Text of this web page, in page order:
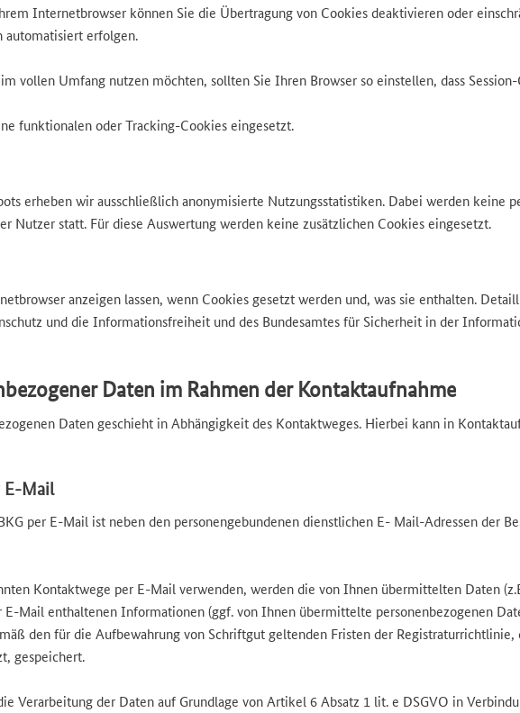
Internetbrowser können Sie die Übertragung von Cookies deaktivieren oder
automatisiert erfolgen.
vollen Umfang nutzen möchten, sollten Sie Ihren Browser so einstellen, dass
funktionalen oder Tracking-Cookies eingesetzt.
erheben wir ausschließlich anonymisierte Nutzungsstatistiken. Dabei werden keine
Nutzer statt. Für diese Auswertung werden keine zusätzlichen Cookies eingesetzt.
anzeigen lassen, wenn Cookies gesetzt werden und, was sie enthalten.
und die Informationsfreiheit und des Bundesamtes für Sicherheit in der
Daten im Rahmen der Kontaktaufnahme
Daten geschieht in Abhängigkeit des Kontaktweges. Hierbei kann in
E-Mail
per E-Mail ist neben den personengebundenen dienstlichen E- Mail-Adressen der
Kontaktwege per E-Mail verwenden, werden die von Ihnen übermittelten Daten
Mail enthaltenen Informationen (ggf. von Ihnen übermittelte personenbezogenen
den für die Aufbewahrung von Schriftgut geltenden Fristen der Registraturrichtlinie,
gespeichert.
Verarbeitung der Daten auf Grundlage von Artikel 6 Absatz 1 lit. e DSGVO in